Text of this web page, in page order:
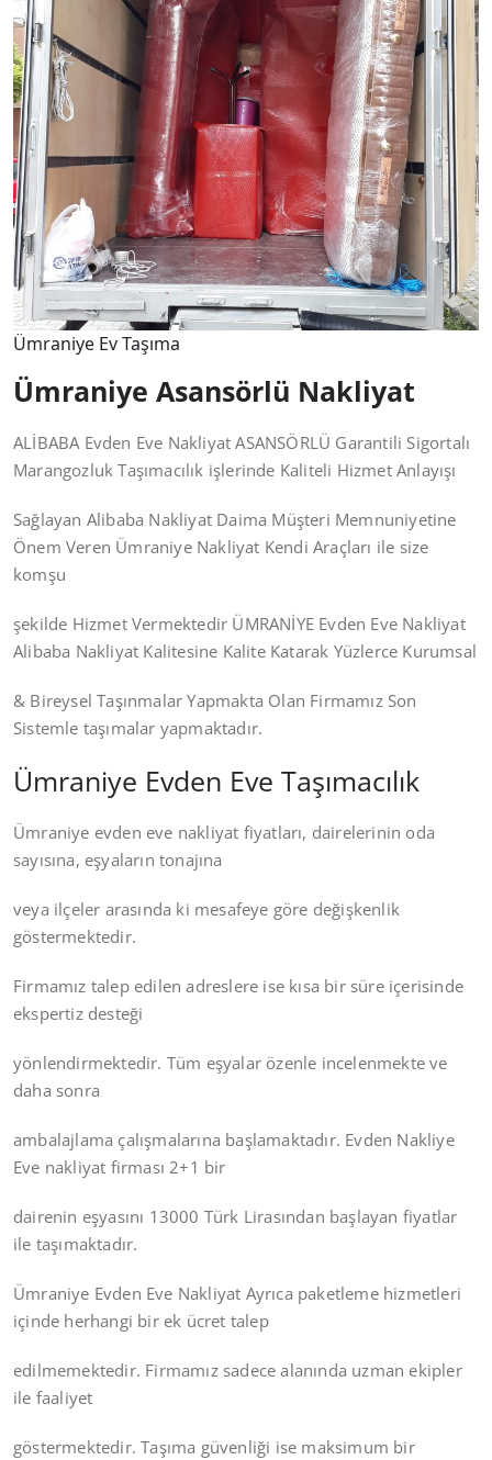
Ümraniye Ev Taşıma
Ümraniye Asansörlü Nakliyat
ALİBABA Evden Eve Nakliyat ASANSÖRLÜ Garantili Sigortalı
Marangozluk Taşımacılık işlerinde Kaliteli Hizmet Anlayışı
Sağlayan Alibaba Nakliyat Daima Müşteri Memnuniyetine
Önem Veren Ümraniye Nakliyat Kendi Araçları ile size
komşu
şekilde Hizmet Vermektedir ÜMRANİYE Evden Eve Nakliyat
Alibaba Nakliyat Kalitesine Kalite Katarak Yüzlerce Kurumsal
& Bireysel Taşınmalar Yapmakta Olan Firmamız Son
Sistemle taşımalar yapmaktadır.
Ümraniye Evden Eve Taşımacılık
Ümraniye evden eve nakliyat fiyatları, dairelerinin oda
sayısına, eşyaların tonajına
veya ilçeler arasında ki mesafeye göre değişkenlik
göstermektedir.
Firmamız talep edilen adreslere ise kısa bir süre içerisinde
ekspertiz desteği
yönlendirmektedir. Tüm eşyalar özenle incelenmekte ve
daha sonra
ambalajlama çalışmalarına başlamaktadır. Evden Nakliye
Eve nakliyat firması 2+1 bir
dairenin eşyasını 13000 Türk Lirasından başlayan fiyatlar
ile taşımaktadır.
Ümraniye Evden Eve Nakliyat Ayrıca paketleme hizmetleri
içinde herhangi bir ek ücret talep
edilmemektedir. Firmamız sadece alanında uzman ekipler
ile faaliyet
göstermektedir. Taşıma güvenliği ise maksimum bir